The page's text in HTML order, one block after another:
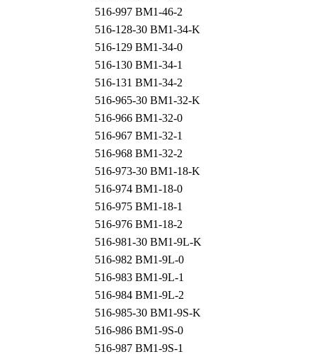
516-997 BM1-46-2
516-128-30 BM1-34-K
516-129 BM1-34-0
516-130 BM1-34-1
516-131 BM1-34-2
516-965-30 BM1-32-K
516-966 BM1-32-0
516-967 BM1-32-1
516-968 BM1-32-2
516-973-30 BM1-18-K
516-974 BM1-18-0
516-975 BM1-18-1
516-976 BM1-18-2
516-981-30 BM1-9L-K
516-982 BM1-9L-0
516-983 BM1-9L-1
516-984 BM1-9L-2
516-985-30 BM1-9S-K
516-986 BM1-9S-0
516-987 BM1-9S-1